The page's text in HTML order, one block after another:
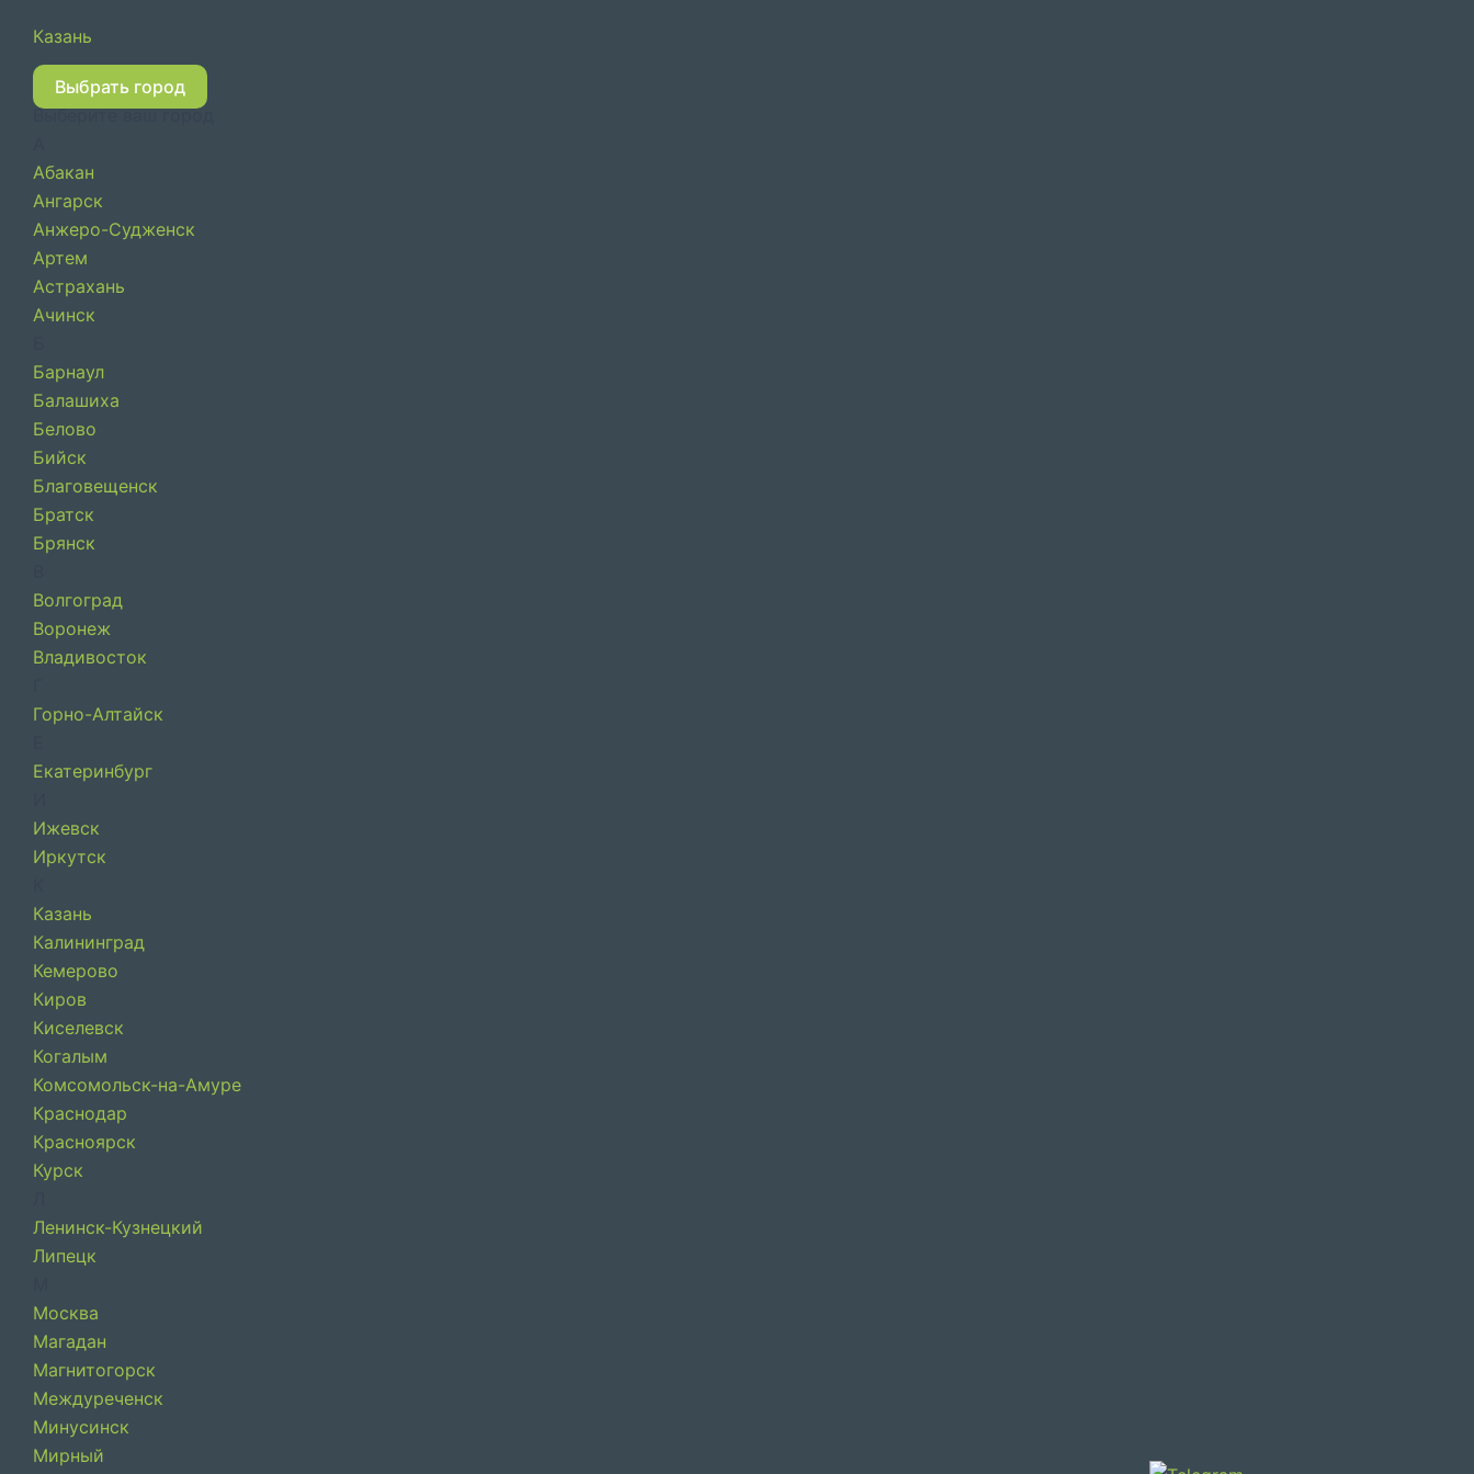
содержимому
Казань
Выбрать город
Выберите ваш город
Абакан
Ангарск
Анжеро-Судженск
Артем
Астрахань
Ачинск
Барнаул
Балашиха
Белово
Бийск
Благовещенск
Братск
Брянск
Волгоград
Воронеж
Владивосток
Горно-Алтайск
Екатеринбург
Ижевск
Иркутск
Казань
Калининград
Кемерово
Киров
Киселевск
Когалым
Комсомольск-на-Амуре
Краснодар
Красноярск
Курск
Ленинск-Кузнецкий
Липецк
Москва
Магадан
Магнитогорск
Междуреченск
Минусинск
Мирный